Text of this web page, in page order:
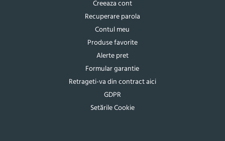
Creeaza cont
Recuperare parola
Contul meu
Produse favorite
Alerte pret
Formular garantie
Retrageti-va din contract aici
GDPR
Setările Cookie